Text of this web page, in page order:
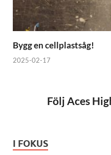
Bygg en cellplastsåg!
2025-02-17
Följ Aces
I FOKUS